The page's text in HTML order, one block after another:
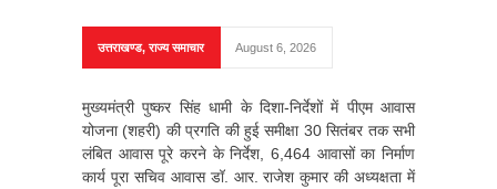
उत्तराखण्ड,राज्य समाचार August 6, 2026
मुख्यमंत्री पुष्कर सिंह धामी के दिशा-निर्देशों में पीएम आवास
योजना (शहरी) की प्रगति की हुई समीक्षा 30 सितंबर तक सभी
लंबित आवास पूरे करने के निर्देश, 6,464 आवासों का निर्माण
कार्य पूरा सचिव आवास डॉ. आर. राजेश कुमार की अध्यक्षता में